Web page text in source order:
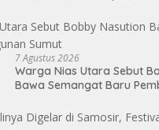
7 Agustus 2026
Warga Nias Utara Sebut
Bawa Semangat Baru